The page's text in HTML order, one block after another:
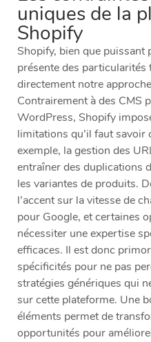
uniques de la
Shopify
Shopify, bien que puissant
présente des
directement notre
Contrairement à des CMS
WordPress, Shopify
limitations qu’il faut
exemple, la gestion des
entraîner des duplications
les variantes de produits.
l’accent sur la vitesse de
pour Google, et certaines
nécessiter une expertise
efficaces. Il est donc
spécificités pour ne pas
stratégies génériques qui
sur cette plateforme. Une
éléments permet de
opportunités pour